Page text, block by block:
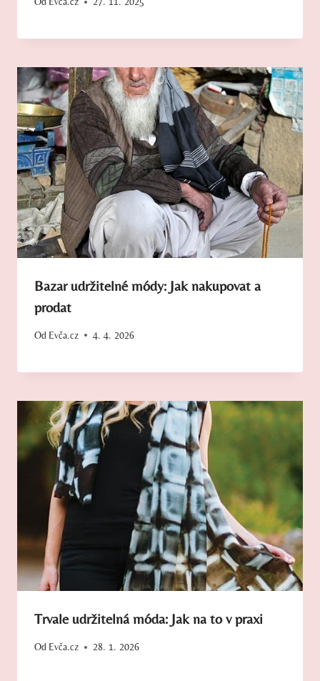
Bazar udržitelné módy: Jak nakupovat a
prodat
Od Evča.cz 4. 4. 2026
Trvale udržitelná móda: Jak na to v praxi
Od Evča.cz 28. 1. 2026